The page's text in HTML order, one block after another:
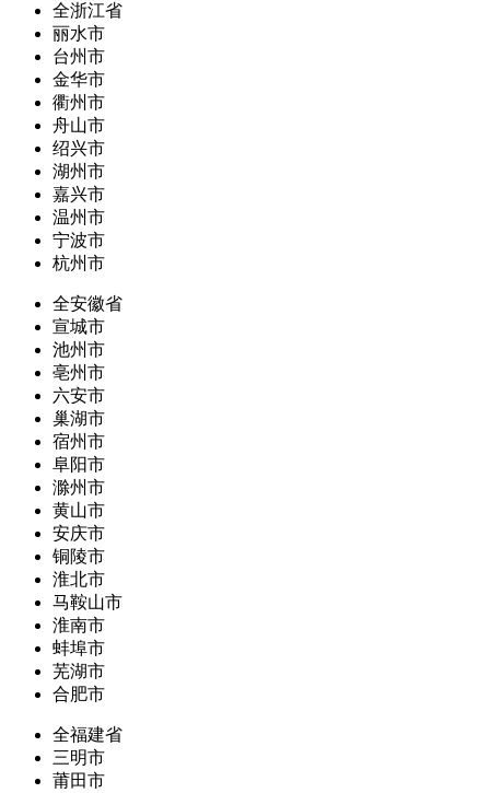
全浙江省
丽水市
台州市
金华市
衢州市
舟山市
绍兴市
湖州市
嘉兴市
温州市
宁波市
杭州市
全安徽省
宣城市
池州市
亳州市
六安市
巢湖市
宿州市
阜阳市
滁州市
黄山市
安庆市
铜陵市
淮北市
马鞍山市
淮南市
蚌埠市
芜湖市
合肥市
全福建省
三明市
莆田市